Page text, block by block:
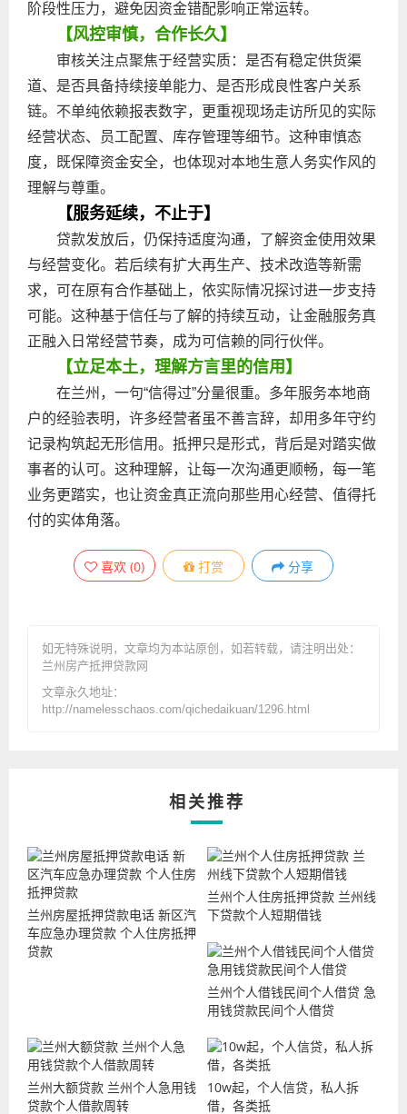
阶段性压力，避免因资金错配影响正常运转。
【风控审慎，合作长久】
审核关注点聚焦于经营实质：是否有稳定供货渠
道、是否具备持续接单能力、是否形成良性客户关系
链。不单纯依赖报表数字，更重视现场走访所见的实际
经营状态、员工配置、库存管理等细节。这种审慎态
度，既保障资金安全，也体现对本地生意人务实作风的
理解与尊重。
【服务延续，不止于】
贷款发放后，仍保持适度沟通，了解资金使用效果
与经营变化。若后续有扩大再生产、技术改造等新需
求，可在原有合作基础上，依实际情况探讨进一步支持
可能。这种基于信任与了解的持续互动，让金融服务真
正融入日常经营节奏，成为可信赖的同行伙伴。
【立足本土，理解方言里的信用】
在兰州，一句“信得过”分量很重。多年服务本地商
户的经验表明，许多经营者虽不善言辞，却用多年守约
记录构筑起无形信用。抵押只是形式，背后是对踏实做
事者的认可。这种理解，让每一次沟通更顺畅，每一笔
业务更踏实，也让资金真正流向那些用心经营、值得托
付的实体角落。
喜欢 (0) 打赏 分享
如无特殊说明，文章均为本站原创 ，如若转载，请注明出处：
兰州房产抵押贷款网
文章永久地址：
http://namelesschaos.com/qichedaikuan/1296.html
相关推荐
兰州房屋抵押贷款电话 新区汽
车应急办理贷款 个人住房抵押
贷款
兰州个人住房抵押贷款 兰州线
下贷款个人短期借钱
兰州个人借钱民间个人借贷 急
用钱贷款民间个人借贷
兰州大额贷款 兰州个人急用钱
贷款个人借款周转
10w起，个人信贷，私人拆
借，各类抵